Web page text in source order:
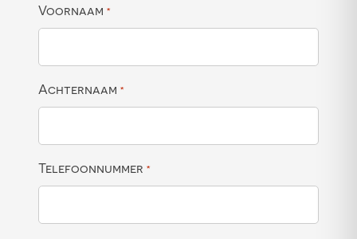
Voornaam *
Achternaam *
Telefoonnummer *